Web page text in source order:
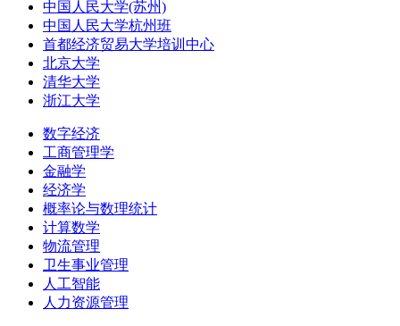
中国人民大学(苏州)
中国人民大学杭州班
首都经济贸易大学培训中心
北京大学
清华大学
浙江大学
数字经济
工商管理学
金融学
经济学
概率论与数理统计
计算数学
物流管理
卫生事业管理
人工智能
人力资源管理